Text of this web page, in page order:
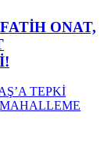
ONAT,